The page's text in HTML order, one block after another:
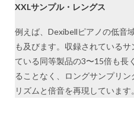
XXLサンプル・レングス
例えば、Dexibellピアノの低音
も及びます。収録されている
ている同等製品の3〜15倍も長
ることなく、ロングサンプリ
リズムと倍音を再現しています。